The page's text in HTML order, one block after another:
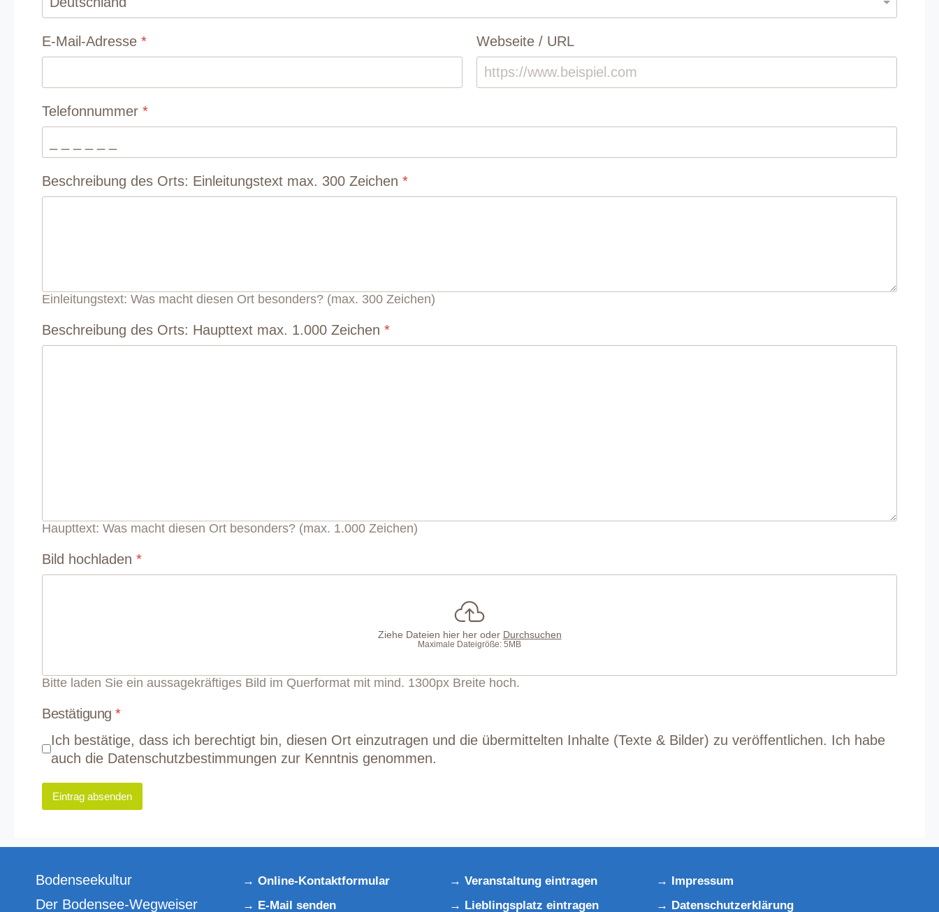
E-Mail-Adresse * Webseite / URL
Telefonnummer *
Beschreibung des Orts: Einleitungstext max. 300 Zeichen *
Einleitungstext: Was macht diesen Ort besonders? (max. 300 Zeichen)
Beschreibung des Orts: Haupttext max. 1.000 Zeichen *
Haupttext: Was macht diesen Ort besonders? (max. 1.000 Zeichen)
Bild hochladen *
Ziehe Dateien hier her oder Durchsuchen
Maximale Dateigröße: 5MB
Bitte laden Sie ein aussagekräftiges Bild im Querformat mit mind. 1300px Breite hoch.
Bestätigung *
Ich bestätige, dass ich berechtigt bin, diesen Ort einzutragen und die übermittelten Inhalte (Texte & Bilder) zu veröffentlichen. Ich habe
auch die Datenschutzbestimmungen zur Kenntnis genommen.
Eintrag absenden
Bodenseekultur
Der Bodensee-Wegweiser
Online-Kontaktformular
E-Mail senden
Veranstaltung eintragen
Lieblingsplatz eintragen
Impressum
Datenschutzerklärung